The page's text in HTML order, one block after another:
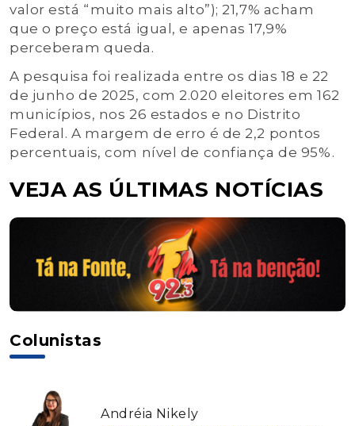
valor está “muito mais alto”); 21,7% acham
que o preço está igual, e apenas 17,9%
perceberam queda.
A pesquisa foi realizada entre os dias 18 e 22
de junho de 2025, com 2.020 eleitores em 162
municípios, nos 26 estados e no Distrito
Federal. A margem de erro é de 2,2 pontos
percentuais, com nível de confiança de 95%.
VEJA AS ÚLTIMAS NOTÍCIAS
Colunistas
Andréia Nikely